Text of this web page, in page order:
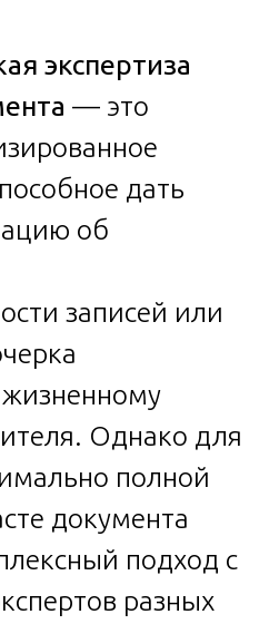
экспертиза
— это
дать
об
записей или
Однако для
полной
документа
подход с
разных